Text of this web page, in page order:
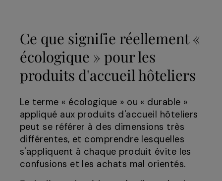
Ce que signifie réellement «
écologique » pour les
produits d'accueil hôteliers
Le terme « écologique » ou « durable »
appliqué aux produits d'accueil hôteliers
peut se référer à des dimensions très
différentes, et comprendre lesquelles
s'appliquent à chaque produit évite les
confusions et les achats mal orientés.